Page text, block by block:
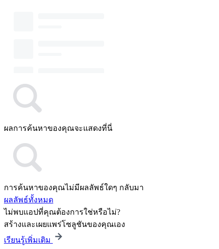
ผลการค้นหาของคุณจะแสดงที่นี่
การค้นหาของคุณไม่มีผลลัพธ์ใดๆ กลับมา
ผลลัพธ์ทั้งหมด
ไม่พบแอปที่คุณต้องการใช่หรือไม่?
สร้างและเผยแพร่โซลูชันของคุณเอง
เรียนรู้เพิ่มเติม